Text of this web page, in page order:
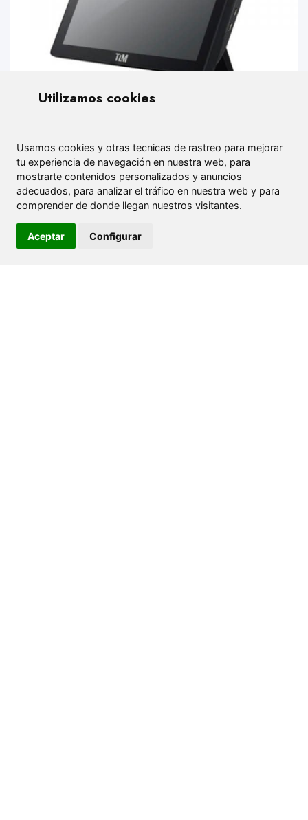
Utilizamos cookies
Usamos cookies y otras tecnicas de rastreo para mejorar
tu experiencia de navegación en nuestra web, para
mostrarte contenidos personalizados y anuncios
adecuados, para analizar el tráfico en nuestra web y para
comprender de donde llegan nuestros visitantes.
Aceptar Configurar
Producto
Atractivo TPV para gestión de Restaurante,
tutifruti, panadería, zapatería, ferretería etc. No
in...